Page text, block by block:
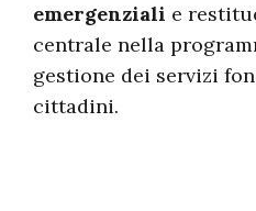
emergenziali e
centrale nella
gestione dei servizi
cittadini.